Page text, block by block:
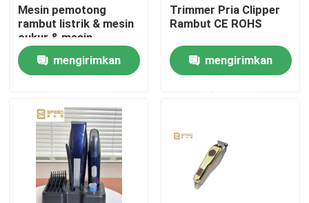
Kontrol kualitas
Berita
Quote request suatu
Alat Penggunting Rambut Profesional
Pemotong Rambut yang Bisa Diisi Ulang
Mesin pemotong
rambut listrik & mesin
cukur & mesin
pemotong rambut
hidung listrikmengirimkan
Trimmer Pria Clipper
Rambut CE ROHS
mengirimkan